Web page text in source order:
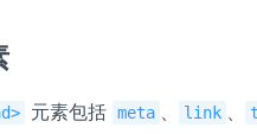
元素包括 meta link